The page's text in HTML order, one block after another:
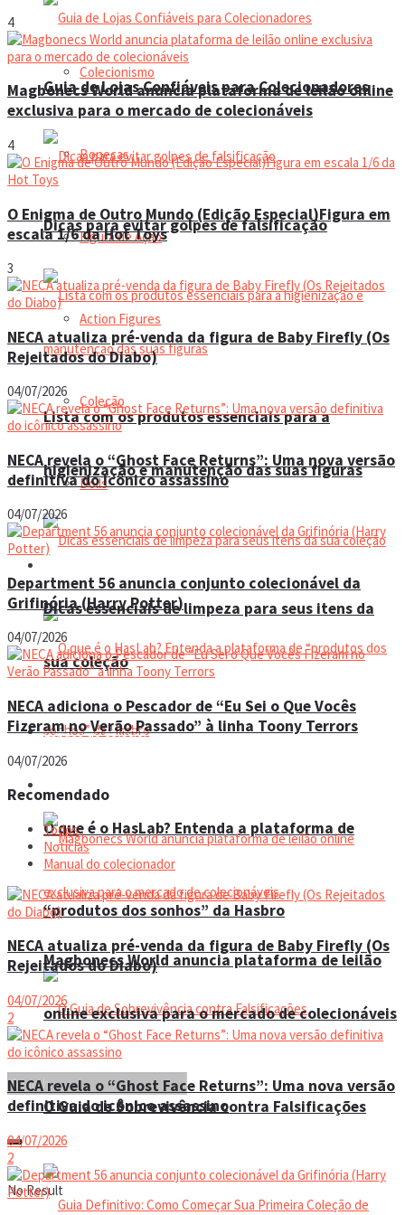
Colecionismo
Bonecas
Figura de Ação
Action Figures
Coleção
Dolls
O que é o HasLab? Entenda a plataforma de
“produtos dos sonhos” da Hasbro
O Guia de Sobrevivência contra Falsificações
Guia de Lojas Confiáveis para Colecionadores
Dicas para evitar golpes de falsificação
Lista com os produtos essenciais para a
higienização e manutenção das suas figuras
Dicas essenciais de limpeza para seus itens da
sua coleção
Espaço do colecionador
Magbonecs World anuncia plataforma de leilão
online exclusiva para o mercado de colecionáveis
No Result
4
Magbonecs World anuncia plataforma de leilão online
exclusiva para o mercado de colecionáveis
4
O Enigma de Outro Mundo (Edição Especial)Figura em
escala 1/6 da Hot Toys
3
NECA atualiza pré-venda da figura de Baby Firefly (Os
Rejeitados do Diabo)
04/07/2026
NECA revela o “Ghost Face Returns”: Uma nova versão
definitiva do icônico assassino
04/07/2026
Department 56 anuncia conjunto colecionável da
Grifinória (Harry Potter)
04/07/2026
NECA adiciona o Pescador de “Eu Sei o Que Vocês
Fizeram no Verão Passado” à linha Toony Terrors
04/07/2026
Recomendado
Todos
Notícias
Manual do colecionador
NECA atualiza pré-venda da figura de Baby Firefly (Os
Rejeitados do Diabo)
04/07/2026
2
NECA revela o “Ghost Face Returns”: Uma nova versão
definitiva do icônico assassino
04/07/2026
2